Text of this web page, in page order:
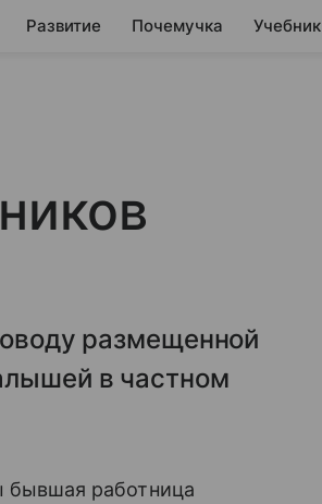
Развитие Почемучка Учебник
размещенной
в частном
работница